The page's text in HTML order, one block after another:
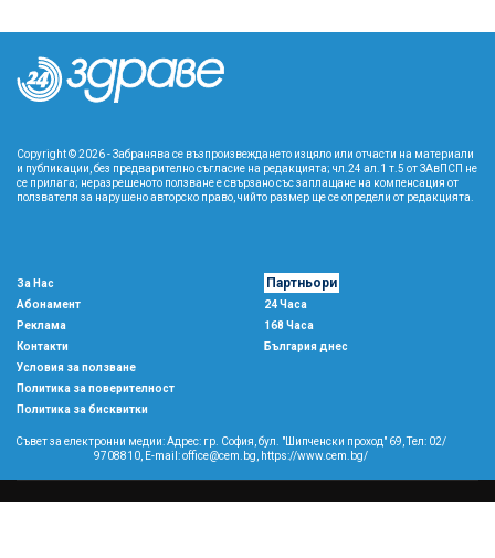
Copyright © 2026 - Забранява се възпроизвеждането изцяло или отчасти на материали
и публикации, без предварително съгласие на редакцията; чл.24 ал.1 т.5 от ЗАвПСП не
се прилага; неразрешеното ползване е свързано със заплащане на компенсация от
ползвателя за нарушено авторско право, чийто размер ще се определи от редакцията.
За Нас
Абонамент
Реклама
Контакти
Условия за ползване
Политика за поверителност
Политика за бисквитки
Партньори
24 Часа
168 Часа
България днес
Съвет за електронни медии: Адрес: гр. София, бул. "Шипченски проход" 69, Тел: 02/
9708810, E-mail:office@cem.bg https://www.cem.bg/